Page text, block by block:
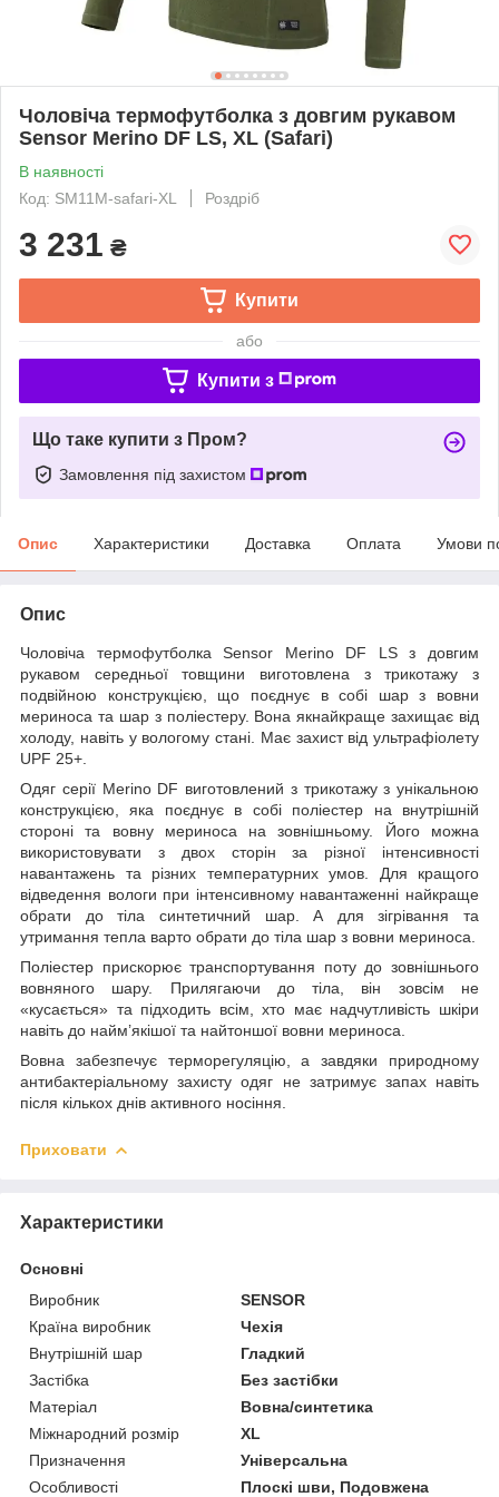
Чоловіча термофутболка з довгим рукавом
Sensor Merino DF LS, XL (Safari)
В наявності
Код: SM11M-safari-XL
Роздріб
3 231 ₴
Купити
або
Купити з
Що таке купити з Пром?
Замовлення під захистом
Опис Характеристики Доставка Оплата Умови
Опис
Чоловіча термофутболка Sensor Merino DF LS з довгим
рукавом середньої товщини виготовлена з трикотажу з
подвійною конструкцією, що поєднує в собі шар з вовни
мериноса та шар з поліестеру. Вона якнайкраще захищає від
холоду, навіть у вологому стані. Має захист від ультрафіолету
UPF 25+.
Одяг серії Merino DF виготовлений з трикотажу з унікальною
конструкцією, яка поєднує в собі поліестер на внутрішній
стороні та вовну мериноса на зовнішньому. Його можна
використовувати з двох сторін за різної інтенсивності
навантажень та різних температурних умов. Для кращого
відведення вологи при інтенсивному навантаженні найкраще
обрати до тіла синтетичний шар. А для зігрівання та
утримання тепла варто обрати до тіла шар з вовни мериноса.
Поліестер прискорює транспортування поту до зовнішнього
вовняного шару. Прилягаючи до тіла, він зовсім не
«кусається» та підходить всім, хто має надчутливість шкіри
навіть до найм’якішої та найтоншої вовни мериноса.
Вовна забезпечує терморегуляцію, а завдяки природному
антибактеріальному захисту одяг не затримує запах навіть
після кількох днів активного носіння.
Приховати
Характеристики
Основні
Виробник
SENSOR
Країна виробник
Чехія
Внутрішній шар
Гладкий
Застібка
Без застібки
Матеріал
Вовна/синтетика
Міжнародний розмір
XL
Призначення
Універсальна
Особливості
Плоскі шви, Подовжена